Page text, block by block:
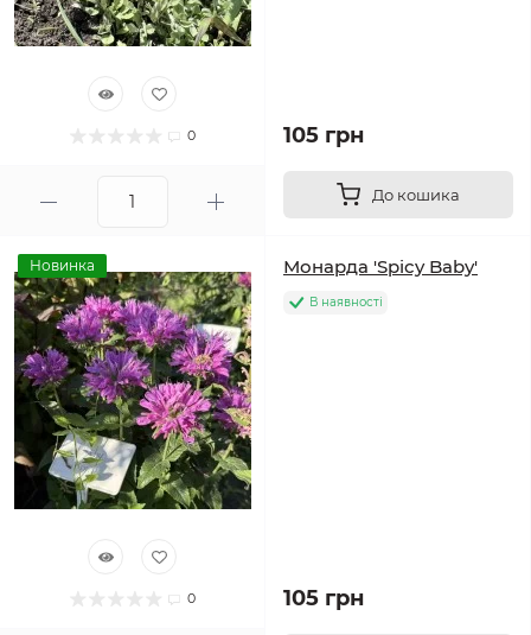
0 105 грн
До кошика
Новинка
0
Монарда 'Spicy Baby'
В наявності
105 грн